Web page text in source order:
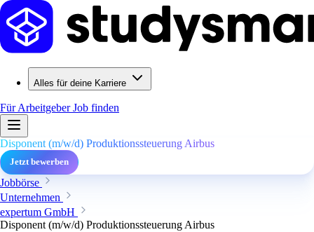
Alles für deine Karriere
Für ArbeitgeberJob finden
Disponent (m/w/d) Produktionssteuerung Airbus
Jetzt bewerben
Jobbörse
Unternehmen
expertum GmbH
Disponent (m/w/d) Produktionssteuerung Airbus